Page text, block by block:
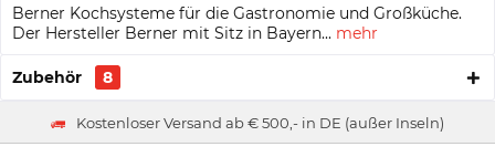
Berner Kochsysteme für die Gastronomie und Großküche.
Der Hersteller Berner mit Sitz in Bayern... mehr
Zubehör 8
Kostenloser Versand ab € 500,- in DE (außer Inseln)